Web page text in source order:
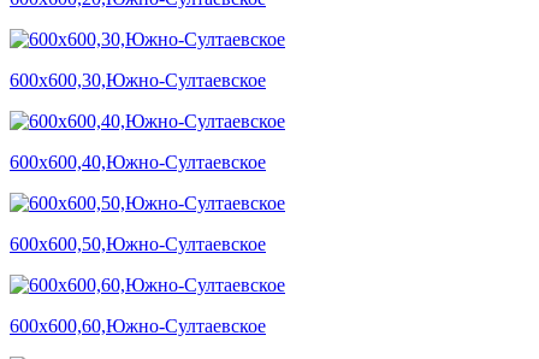
600х600,30,Южно-Султаевское
600х600,40,Южно-Султаевское
600х600,50,Южно-Султаевское
600х600,60,Южно-Султаевское